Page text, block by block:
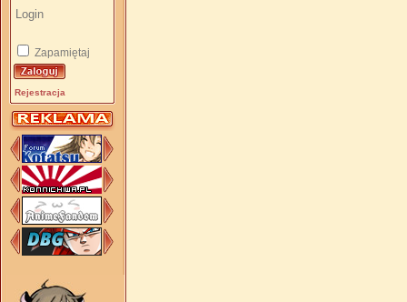
Zapamiętaj
Rejestracja